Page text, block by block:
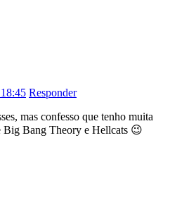
Responder
mas confesso que tenho muita
Big Bang Theory e Hellcats 😉